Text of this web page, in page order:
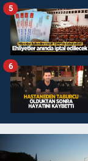
5
6